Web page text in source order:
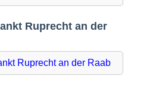
Ruprecht an der
Ruprecht an der Raab